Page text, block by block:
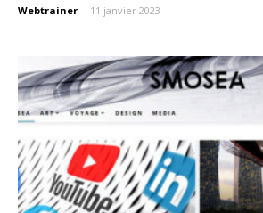
Webtrainer - 11 janvier 2023